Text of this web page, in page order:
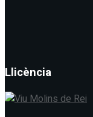
Llicència